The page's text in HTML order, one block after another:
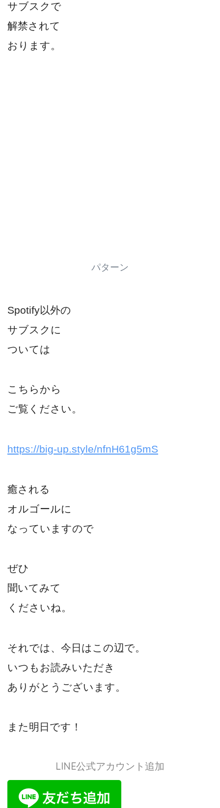
サブスクで
解禁されて
おります。
パターン
Spotify以外の
サブスクに
ついては
こちらから
ご覧ください。
https://big-up.style/nfnH61g5mS
癒される
オルゴールに
なっていますので
ぜひ
聞いてみて
くださいね。
それでは、今日はこの辺で。
いつもお読みいただき
ありがとうございます。
また明日です！
LINE公式アカウント追加